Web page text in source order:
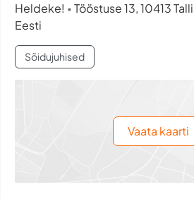
Heldeke! • Tööstuse 13, 10413
Eesti
Sõidujuhised
Vaata kaarti